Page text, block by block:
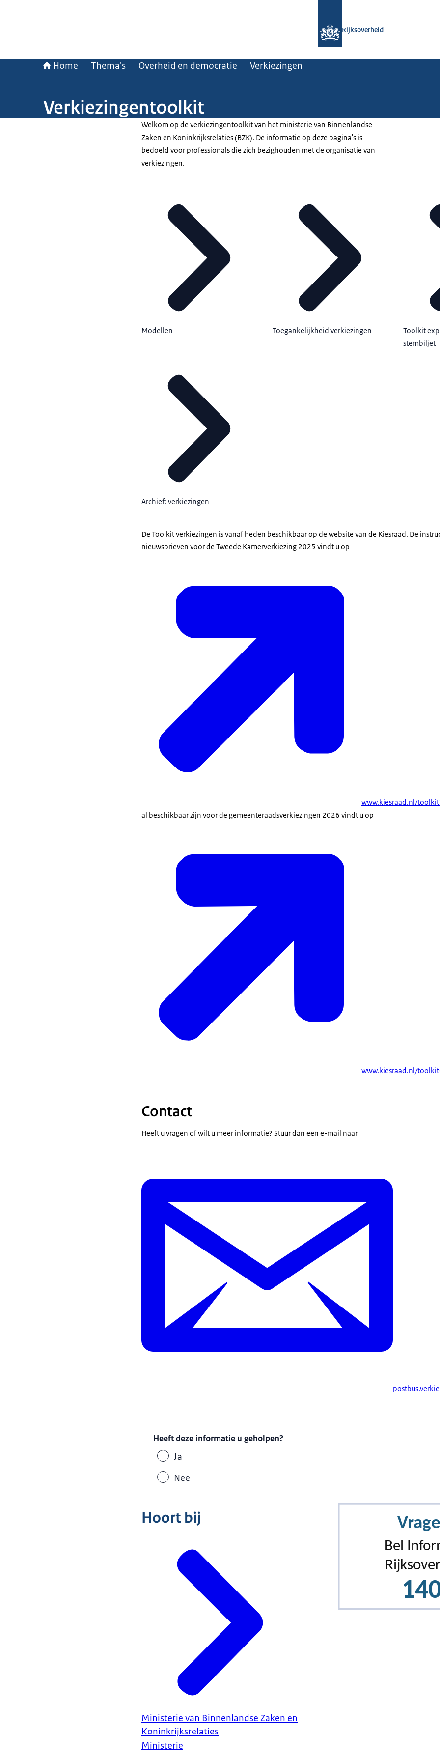
Rijksoverheid
Home Thema's Overheid en democratie Verkiezingen
Verkiezingentoolkit
Welkom op de verkiezingentoolkit van het ministerie van Binnenlandse
Zaken en Koninkrijksrelaties (BZK). De informatie op deze pagina's is
bedoeld voor professionals die zich bezighouden met de organisatie van
verkiezingen.
Modellen Toegankelijkheid verkiezingen
Toolkit
stembiljet
Archief: verkiezingen
De Toolkit verkiezingen is vanaf heden beschikbaar op de website van de Kiesraad. De
nieuwsbrieven voor de Tweede Kamerverkiezing 2025 vindt u op
www.kiesraad.nl/
al beschikbaar zijn voor de gemeenteraadsverkiezingen 2026 vindt u op
www.kiesraad.nl/
Contact
Heeft u vragen of wilt u meer informatie? Stuur dan een e-mail naar
Heeft deze informatie u geholpen?
Ja
Nee
Hoort bij
Ministerie van Binnenlandse Zaken en
Koninkrijksrelaties
Ministerie